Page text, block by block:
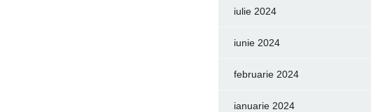
iulie 2024
iunie 2024
februarie 2024
ianuarie 2024